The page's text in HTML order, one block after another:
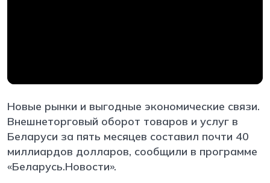
Новые рынки и выгодные экономические связи.
Внешнеторговый оборот товаров и услуг в
Беларуси за пять месяцев составил почти 40
миллиардов долларов, сообщили в программе
«Беларусь.Новости».